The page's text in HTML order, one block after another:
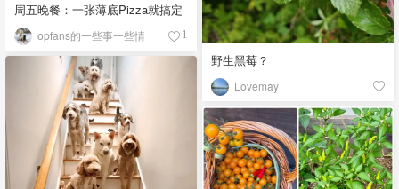
野生黑莓？
Lovemay
周五晚餐：一张薄底Pizza就搞定
opfans的一些事一些情 1